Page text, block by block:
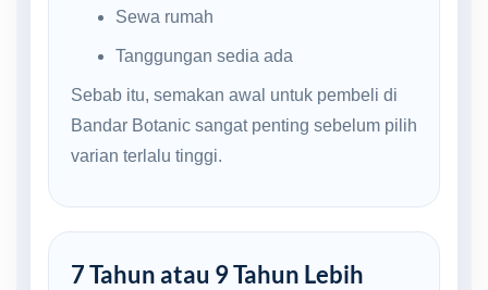
Sewa rumah
Tanggungan sedia ada
Sebab itu, semakan awal untuk pembeli di
Bandar Botanic sangat penting sebelum pilih
varian terlalu tinggi.
7 Tahun atau 9 Tahun Lebih